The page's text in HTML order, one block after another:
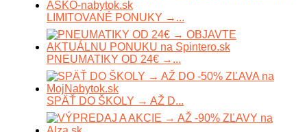
LIMITOVANÉ PONUKY →...
PNEUMATIKY OD 24€ →...
SPÄŤ DO ŠKOLY → AŽ D...